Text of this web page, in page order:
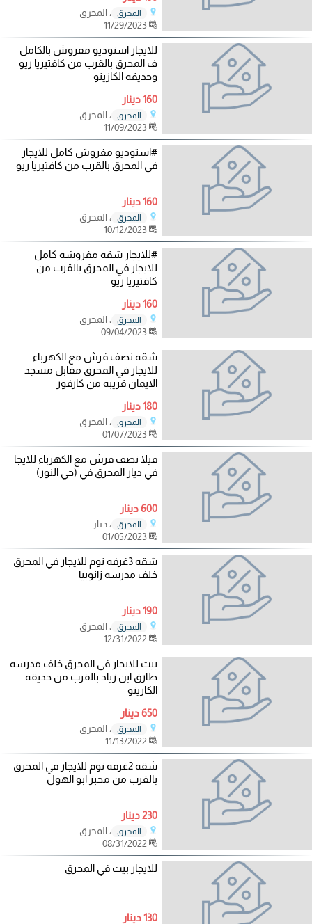
المحرق
، المحرق
11/29/2023
للايجار استوديو مفروش بالكامل
ف المحرق بالقرب من كافتيريا ريو
وحديقه الكازينو
160 دينار
المحرق
، المحرق
11/09/2023
#استوديو مفروش كامل للايجار
في المحرق بالقرب من كافتيريا ريو
160 دينار
المحرق
، المحرق
10/12/2023
#للايجار شقه مفروشه كامل
للايجار في المحرق بالقرب من
كافتيريا ريو
160 دينار
المحرق
، المحرق
09/04/2023
شقه نصف فرش مع الكهرباء
للايجار في المحرق مقابل مسجد
الايمان قريبه من كارفور
180 دينار
المحرق
، المحرق
01/07/2023
فيلا نصف فرش مع الكهرباء للايجا
في ديار المحرق في (حي النور)
600 دينار
المحرق
، ديار
01/05/2023
شقه 3غرفه نوم للايجار في المحرق
خلف مدرسه زانوبيا
190 دينار
المحرق
، المحرق
بيت للايجار في المحرق خلف مدرسه
طارق ابن زياد بالقرب من حديقه
الكازينو
650 دينار
المحرق
، المحرق
شقه 2غرفه نوم للايجار في المحرق
بالقرب من مخبز ابو الهول
230 دينار
المحرق
، المحرق
للايجار بيت في المحرق
130 دينار